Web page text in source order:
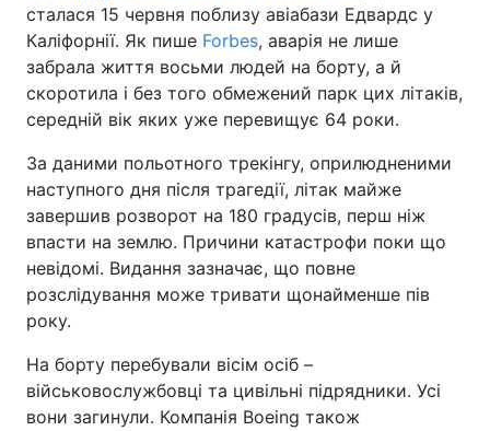
Україна Політика
Економіка Світ
Спорт Наука
Техно і зв'язок Лайт
Зброя Інциденти
Здоров'я
Цікавинки Погода
Екологія Регіони
сталася 15 червня поблизу авіабази Едвардс у
Каліфорнії. Як пише Forbes, аварія не лише
забрала життя восьми людей на борту, а й
скоротила і без того обмежений парк цих літаків,
середній вік яких уже перевищує 64 роки.
За даними польотного трекінгу, оприлюдненими
наступного дня після трагедії, літак майже
завершив розворот на 180 градусів, перш ніж
впасти на землю. Причини катастрофи поки що
невідомі. Видання зазначає, що повне
розслідування може тривати щонайменше пів
року.
На борту перебували вісім осіб –
військовослужбовці та цивільні підрядники. Усі
вони загинули. Компанія Boeing також